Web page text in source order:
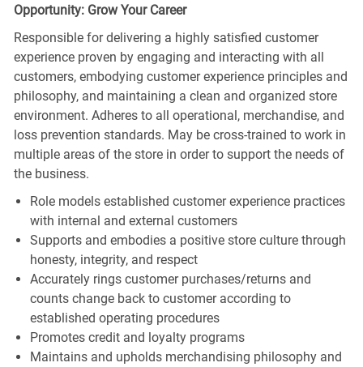
Opportunity: Grow Your Career
Responsible for delivering a highly satisfied customer
experience proven by engaging and interacting with all
customers, embodying customer experience principles and
philosophy, and maintaining a clean and organized store
environment. Adheres to all operational, merchandise, and
loss prevention standards. May be cross-trained to work in
multiple areas of the store in order to support the needs of
the business.
Role models established customer experience practices
with internal and external customers
Supports and embodies a positive store culture through
honesty, integrity, and respect
Accurately rings customer purchases/returns and
counts change back to customer according to
established operating procedures
Promotes credit and loyalty programs
Maintains and upholds merchandising philosophy and